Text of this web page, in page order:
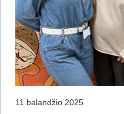
11 balandžio 2025